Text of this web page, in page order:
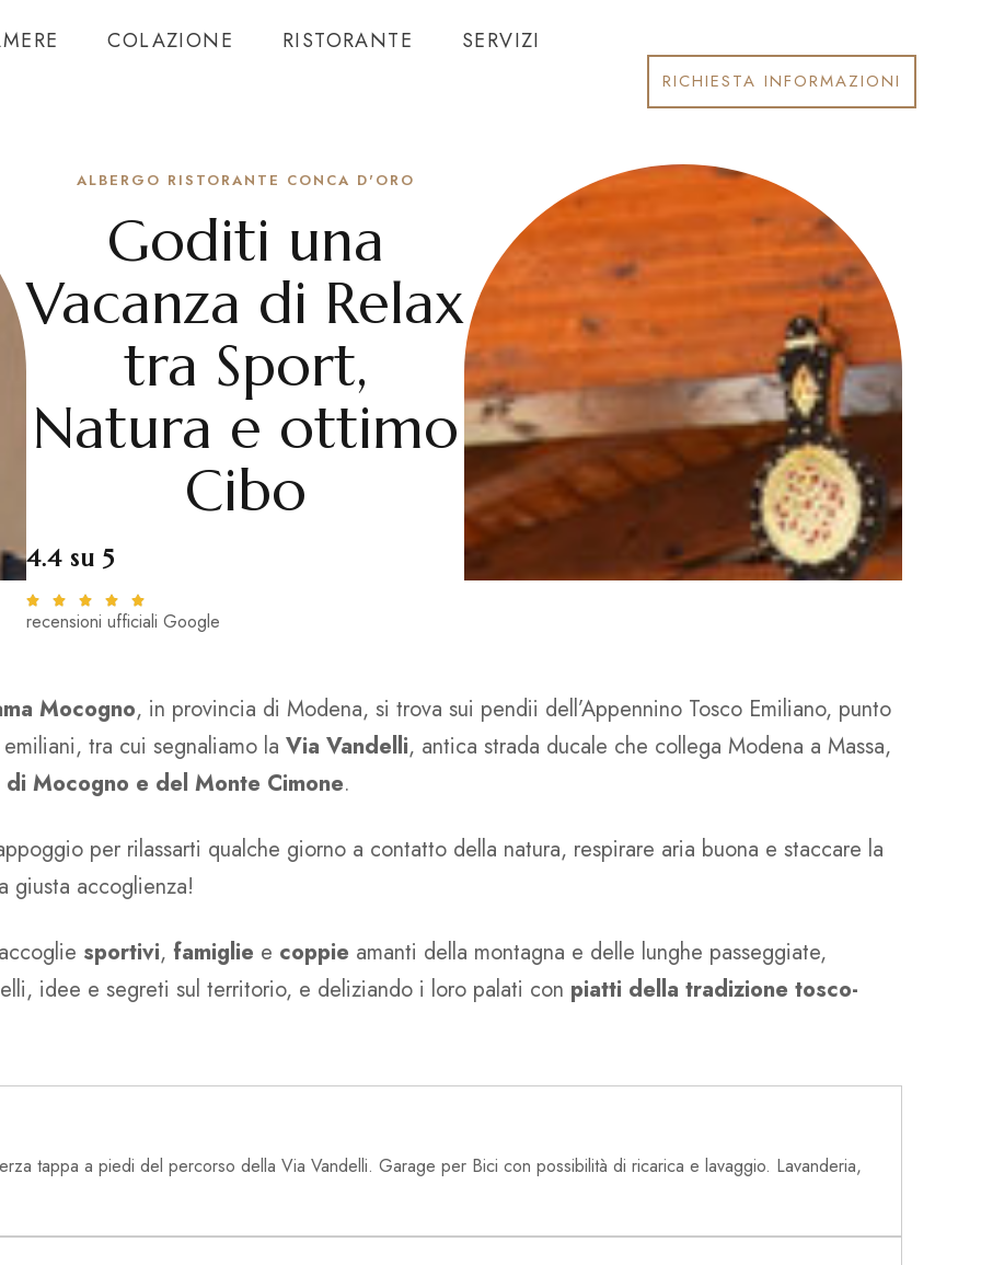
COLAZIONE RISTORANTE SERVIZI
RICHIESTA INFORMAZIONI
ALBERGO RISTORANTE CONCA D'ORO
Goditi una
Vacanza di Relax
tra Sport,
Natura e ottimo
Cibo
4.4 su 5
recensioni ufficiali Google
Mocogno, in provincia di Modena, si trova sui pendii dell’Appennino Tosco Emiliano, punto
emiliani, tra cui segnaliamo la Via Vandelli, antica strada ducale che collega Modena a Massa,
Mocogno e del Monte Cimone.
per rilassarti qualche giorno a contatto della natura, respirare aria buona e staccare la
giusta accoglienza!
sportivi, famiglie e coppie amanti della montagna e delle lunghe passeggiate,
idee e segreti sul territorio, e deliziando i loro palati con piatti della tradizione tosco-
tappa a piedi del percorso della Via Vandelli. Garage per Bici con possibilità di ricarica e lavaggio. Lavanderia,